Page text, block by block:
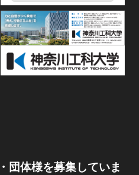
団体様を募集していま